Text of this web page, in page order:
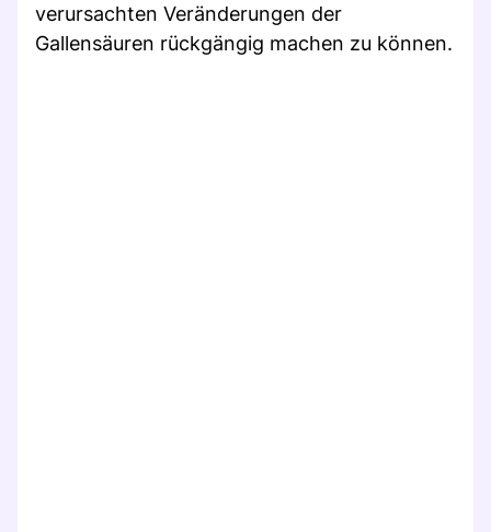
verursachten Veränderungen der
Gallensäuren rückgängig machen zu können.